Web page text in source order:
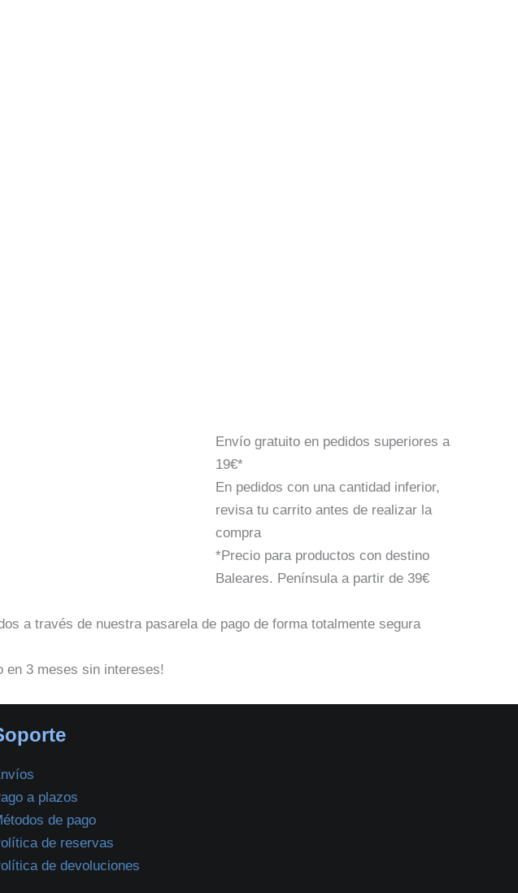
Envío gratuito en pedidos superiores a
19€*
En pedidos con una cantidad inferior,
revisa tu carrito antes de realizar la
compra
*Precio para productos con destino
Baleares. Península a partir de 39€
a través de nuestra pasarela de pago de forma totalmente segura
en 3 meses sin intereses!
a plazos
de pago
de reservas
de devoluciones